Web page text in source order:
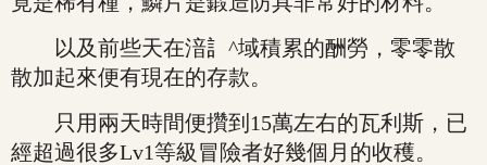
以及前些天在湆訁^域積累的酬勞，零零散
散加起來便有現在的存款。
只用兩天時間便攢到15萬左右的瓦利斯，已
經超過很多Lv1等級冒險者好幾個月的收穫。